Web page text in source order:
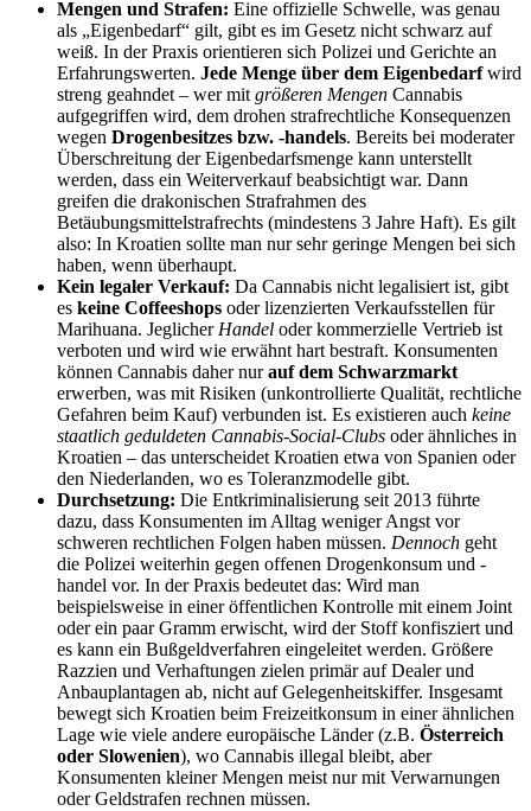
Mengen und Strafen: Eine offizielle Schwelle, was genau
als „Eigenbedarf“ gilt, gibt es im Gesetz nicht schwarz auf
weiß. In der Praxis orientieren sich Polizei und Gerichte an
Erfahrungswerten. Jede Menge über dem Eigenbedarfwird
streng geahndet – wer mit größeren Mengen Cannabis
aufgegriffen wird, dem drohen strafrechtliche Konsequenzen
wegen Drogenbesitzes bzw. -handels. Bereits bei moderater
Überschreitung der Eigenbedarfsmenge kann unterstellt
werden, dass ein Weiterverkauf beabsichtigt war. Dann
greifen die drakonischen Strafrahmen des
Betäubungsmittelstrafrechts (mindestens 3 Jahre Haft). Es gilt
also: In Kroatien sollte man nur sehr geringe Mengen bei sich
haben, wenn überhaupt.
Kein legaler Verkauf: Da Cannabis nicht legalisiert ist, gibt
es keine Coffeeshops oder lizenzierten Verkaufsstellen für
Marihuana. Jeglicher Handel oder kommerzielle Vertrieb ist
verboten und wird wie erwähnt hart bestraft. Konsumenten
können Cannabis daher nurauf dem Schwarzmarkt
erwerben, was mit Risiken (unkontrollierte Qualität, rechtliche
Gefahren beim Kauf) verbunden ist. Es existieren auch keine
staatlich geduldeten Cannabis-Social-Clubs oder ähnliches in
Kroatien – das unterscheidet Kroatien etwa von Spanien oder
den Niederlanden, wo es Toleranzmodelle gibt.
Durchsetzung: Die Entkriminalisierung seit 2013 führte
dazu, dass Konsumenten im Alltag weniger Angst vor
schweren rechtlichen Folgen haben müssen. Dennoch geht
die Polizei weiterhin gegen offenen Drogenkonsum und -
handel vor. In der Praxis bedeutet das: Wird man
beispielsweise in einer öffentlichen Kontrolle mit einem Joint
oder ein paar Gramm erwischt, wird der Stoff konfisziert und
es kann ein Bußgeldverfahren eingeleitet werden. Größere
Razzien und Verhaftungen zielen primär auf Dealer und
Anbauplantagen ab, nicht auf Gelegenheitskiffer. Insgesamt
bewegt sich Kroatien beim Freizeitkonsum in einer ähnlichen
Lage wie viele andere europäische Länder (z.B. Österreich
oder Slowenien), wo Cannabis illegal bleibt, aber
Konsumenten kleiner Mengen meist nur mit Verwarnungen
oder Geldstrafen rechnen müssen​.